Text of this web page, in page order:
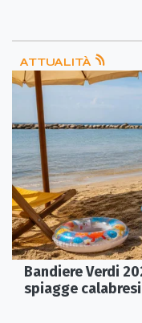
ATTUALITÀ
Bandiere Verdi
spiagge